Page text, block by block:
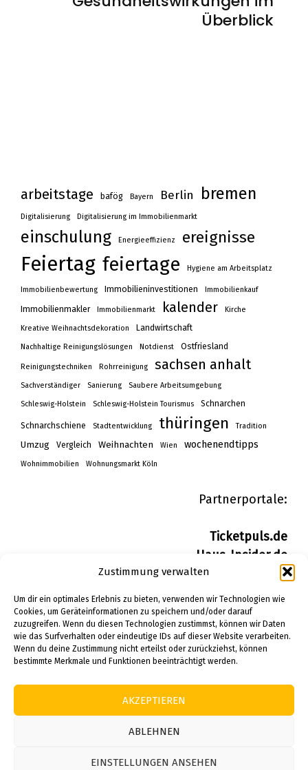
Zustimmung verwalten
Um dir ein optimales Erlebnis zu bieten, verwenden wir Technologien wie
Cookies, um Geräteinformationen zu speichern und/oder darauf
zuzugreifen. Wenn du diesen Technologien zustimmst, können wir Daten
wie das Surfverhalten oder eindeutige IDs auf dieser Website verarbeiten.
Wenn du deine Zustimmung nicht erteilst oder zurückziehst, können
bestimmte Merkmale und Funktionen beeinträchtigt werden.
AKZEPTIEREN
ABLEHNEN
EINSTELLUNGEN ANSEHEN
Überblick
arbeitstage bafög Bayern Berlin bremen
Digitalisierung Digitalisierung im Immobilienmarkt
einschulung Energieeffizienz ereignisse
Feiertag feiertage Hygiene am Arbeitsplatz
Immobilienbewertung Immobilieninvestitionen Immobilienkauf
Immobilienmakler Immobilienmarkt kalender Kirche
Kreative Weihnachtsdekoration Landwirtschaft
Nachhaltige Reinigungslösungen Notdienst Ostfriesland
Reinigungstechniken Rohrreinigung sachsen anhalt
Sachverständiger Sanierung Saubere Arbeitsumgebung
Schleswig-Holstein Schleswig-Holstein Tourismus Schnarchen
Schnarchschiene Stadtentwicklung thüringen Tradition
Umzug Vergleich Weihnachten Wien wochenendtipps
Wohnimmobilien Wohnungsmarkt Köln
Partnerportale:
Ticketpuls.de
Haus-Insider.de
Wohn-Insider.de
Bau-Insider.de
IMPRESSUM
DATENSCHUTZERKLÄRUNG
PINTEREST